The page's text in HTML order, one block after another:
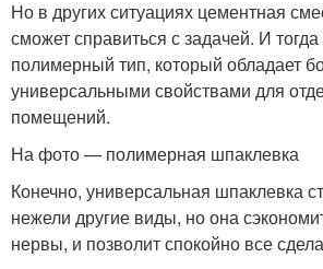
Но в других ситуациях цементная
сможет справиться с задачей. И
полимерный тип, который обладает
универсальными свойствами для
помещений.
На фото — полимерная шпаклевка
Конечно, универсальная шпаклевка
нежели другие виды, но она
нервы, и позволит спокойно все